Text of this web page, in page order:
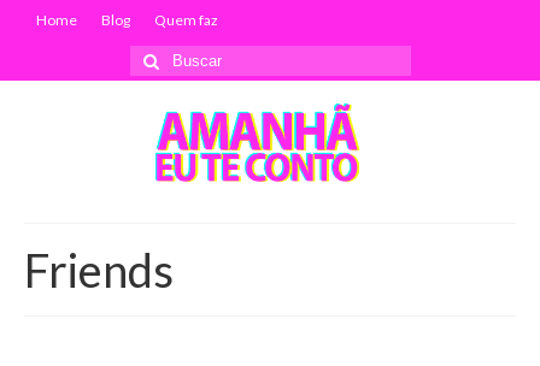
Home Blog Quem faz
Buscar
por:
Friends